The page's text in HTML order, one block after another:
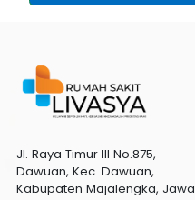
Jl. Raya Timur III No.875,
Dawuan, Kec. Dawuan,
Kabupaten Majalengka, Jawa